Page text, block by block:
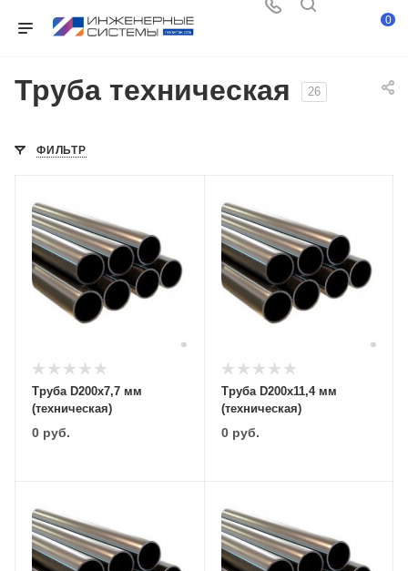
0
Труба техническая 26
ФИЛЬТР
Труба D200х7,7 мм
(техническая)
0 руб.
Труба D200х11,4 мм
(техническая)
0руб.